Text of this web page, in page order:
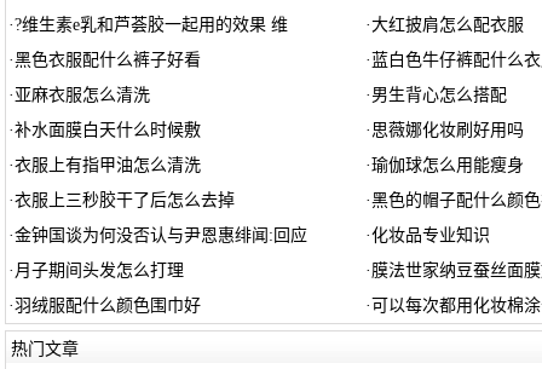
·?维生素e乳和芦荟胶一起用的效果 维 ·大红披肩怎么配衣服
·黑色衣服配什么裤子好看 · 蓝白色牛仔裤配什么
· 亚麻衣服怎么清洗 · 男生背心怎么搭配
·补水面膜白天什么时候敷 · 思薇娜化妆刷好用吗
·衣服上有指甲油怎么清洗 ·瑜伽球怎么用能瘦身
·衣服上三秒胶干了后怎么去掉 ·黑色的帽子配什么颜
·金钟国谈为何没否认与尹恩惠绯闻:回应 ·化妆品专业知识
· 月子期间头发怎么打理 · 膜法世家纳豆蚕丝面
·羽绒服配什么颜色围巾好 · 可以每次都用化妆棉
热门文章